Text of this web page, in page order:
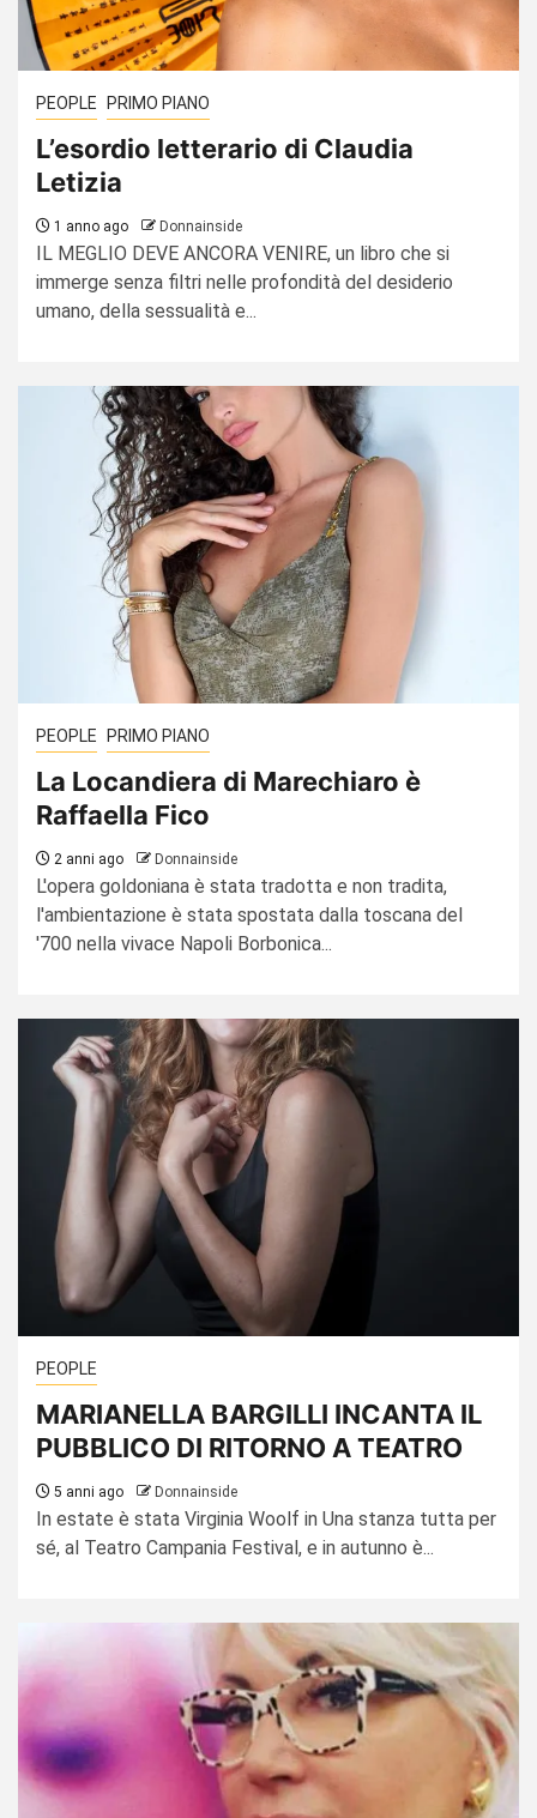
PEOPLE PRIMO PIANO
L’esordio letterario di Claudia
Letizia
1 anno ago Donnainside
IL MEGLIO DEVE ANCORA VENIRE, un libro che si
immerge senza filtri nelle profondità del desiderio
umano, della sessualità e...
PEOPLE PRIMO PIANO
La Locandiera di Marechiaro è
Raffaella Fico
2 anni ago Donnainside
L'opera goldoniana è stata tradotta e non tradita,
l'ambientazione è stata spostata dalla toscana del
'700 nella vivace Napoli Borbonica...
PEOPLE
MARIANELLA BARGILLI INCANTA IL
PUBBLICO DI RITORNO A TEATRO
5 anni ago Donnainside
In estate è stata Virginia Woolf in Una stanza tutta per
sé, al Teatro Campania Festival, e in autunno è...